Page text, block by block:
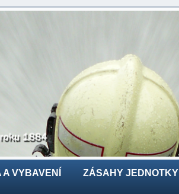
VYBAVENÍ ZÁSAHY JEDNOTKY